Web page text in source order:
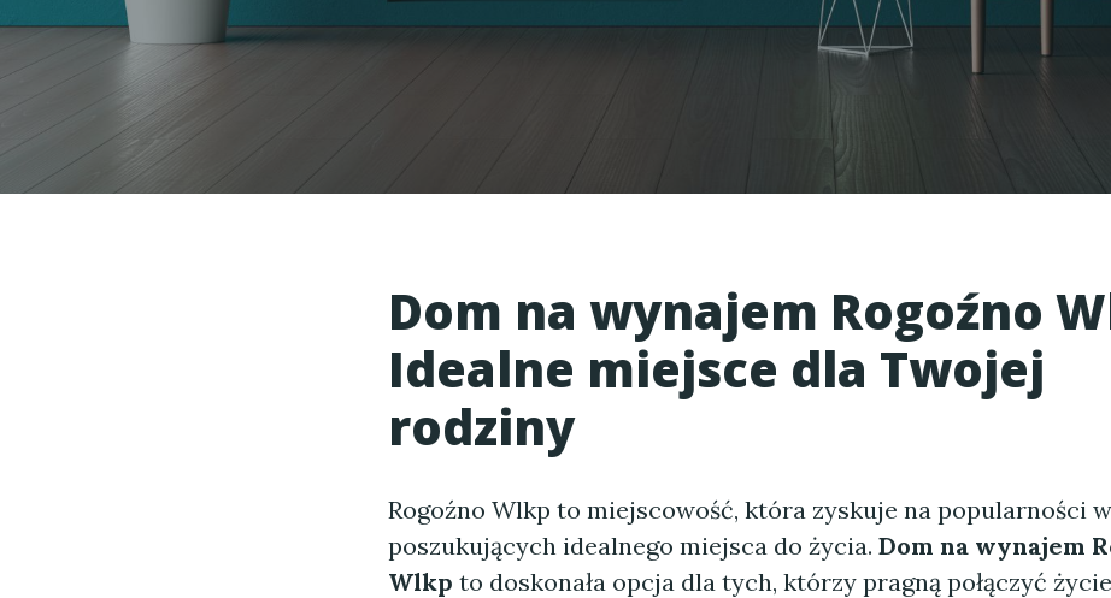
Dom na wynajem Rogoźno
Idealne miejsce dla Twojej
rodziny
Rogoźno Wlkp to miejscowość, która zyskuje na popularności
poszukujących idealnego miejsca do życia. Dom na wynajem
Wlkp to doskonała opcja dla tych, którzy pragną połączyć